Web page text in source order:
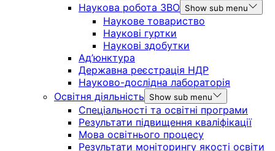
Наукова робота ЗВО Show sub menu
Наукове товариство
Наукові гуртки
Наукові здобутки
Ад’юнктура
Державна реєстрація НДР
Науково-дослідна лабораторія
Освітня діяльність
Show sub menu
Спеціальності та освітні програми
Результати підвищення кваліфікації
Мова освітнього процесу
Результати моніторингу якості освіти